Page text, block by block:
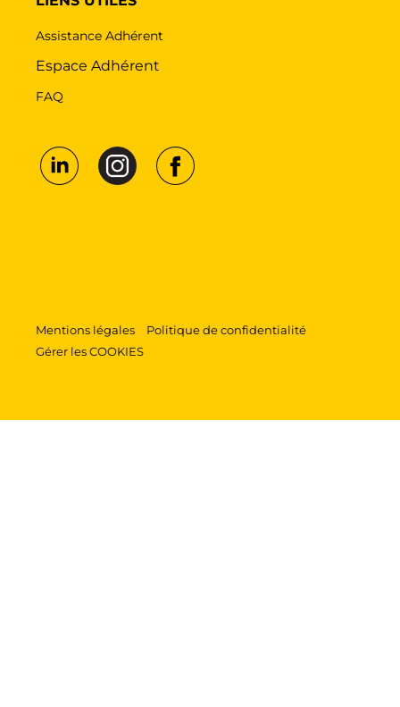
Assistance Adhérent
Espace Adhérent
FAQ
Mentions légales
Politique de confidentialité
Gérer les COOKIES